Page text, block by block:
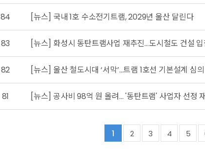
84 [뉴스] 국내 1호 수소전기트램, 2029년 울산 달린다
83 [뉴스] 화성시 동탄트램사업 재추진…도시철도 건설
82 [뉴스] 울산 철도시대 ‘서막’…트램 1호선 기본설계 심
81 [뉴스] 공사비 98억 원 올려… '동탄트램' 사업자 선정
1 2 3 4 5